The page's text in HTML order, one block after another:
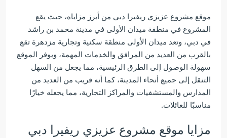
موقع مشروع عزيزي ريفيرا دبي من أبرز مزاياه، حيث يقع
المشروع في منطقة ميدان الأولى في مدينة محمد بن راشد
في دبي، وتعد ميدان الأولى منطقة سكنية وتجارية مزدهرة تقع
بالقرب من العديد من المرافق والخدمات المهمة، ويوفر الموقع
سهولة الوصول إلى الطرق الرئيسية، مما يجعل من السهل
التنقل إلى جميع أنحاء المدينة، كما أنه قريب من العديد من
المدارس والمستشفيات والمراكز التجارية، مما يجعله خيارًا
مناسبًا للعائلات.
مزايا موقع مشروع عزيزي ريفيرا دبي